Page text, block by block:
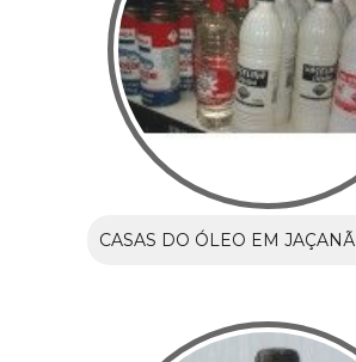
CASAS DO ÓLEO EM JAÇANÃ